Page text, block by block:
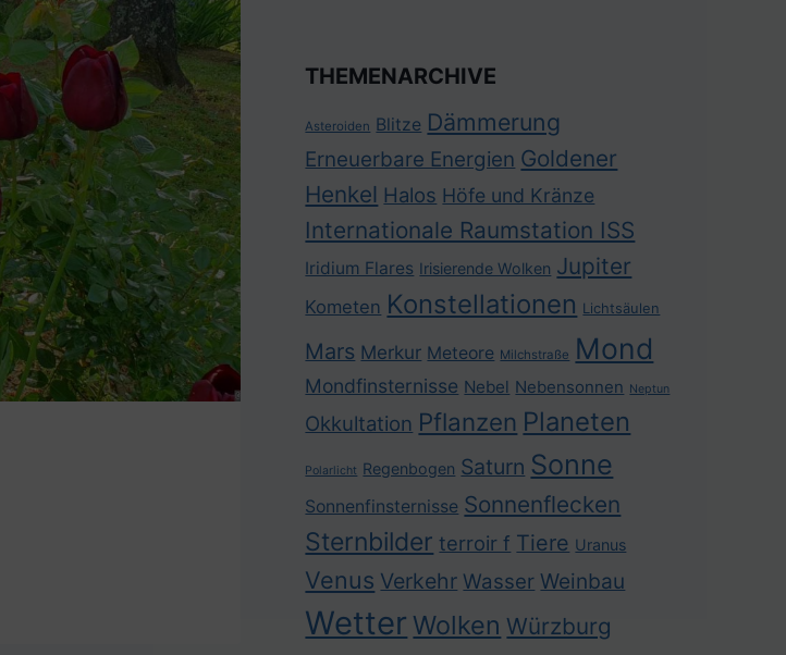
THEMENARCHIVE
Asteroiden Blitze Dämmerung
Erneuerbare Energien Goldener
Henkel Halos Höfe und Kränze
Internationale Raumstation ISS
Iridium Flares Irisierende Wolken Jupiter
Kometen Konstellationen Lichtsäulen
Mars Merkur Meteore Milchstraße Mond
Mondfinsternisse Nebel Nebensonnen Neptun
Okkultation Pflanzen Planeten
Polarlicht Regenbogen Saturn Sonne
Sonnenfinsternisse Sonnenflecken
Sternbilder terroir f Tiere Uranus
Venus Verkehr Wasser Weinbau
Wetter Wolken Würzburg